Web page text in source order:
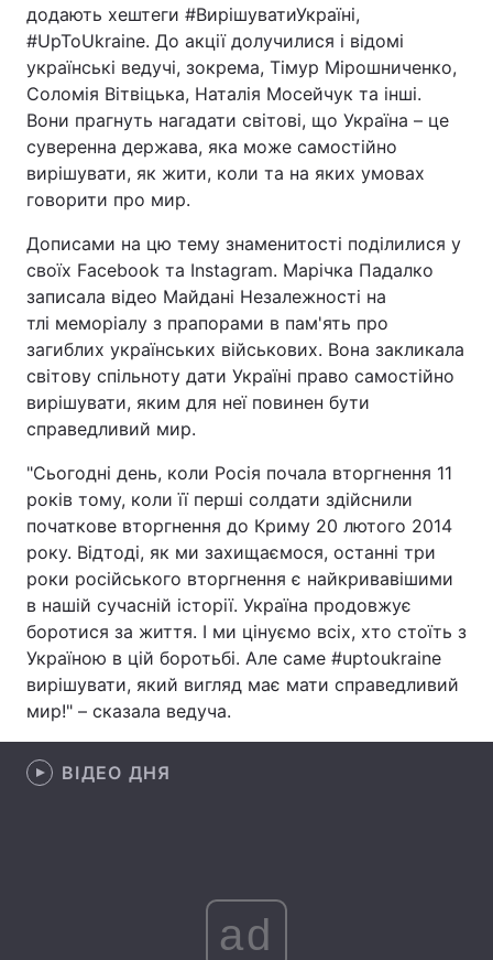
Спорт Наука
Техно і зв'язок Лайт
Зброя Інциденти
Здоров'я Туризм
Екологія Регіони
Лонгріди
Відео з Youtube Статті
Інтерв'ю
Архів Вакансії
Контакти
Послуги
додають хештеги #ВирішуватиУкраїні,
#UpToUkraine. До акції долучилися і відомі
українські ведучі, зокрема, Тімур Мірошниченко,
Соломія Вітвіцька, Наталія Мосейчук та інші.
Вони прагнуть нагадати світові, що Україна – це
суверенна держава, яка може самостійно
вирішувати, як жити, коли та на яких умовах
говорити про мир.
Дописами на цю тему знаменитості поділилися у
своїх Facebook та Instagram. Марічка Падалко
записала відео Майдані Незалежності на
тлі меморіалу з прапорами в пам'ять про
загиблих українських військових. Вона закликала
світову спільноту дати Україні право самостійно
вирішувати, яким для неї повинен бути
справедливий мир.
"Сьогодні день, коли Росія почала вторгнення 11
років тому, коли її перші солдати здійснили
початкове вторгнення до Криму 20 лютого 2014
року. Відтоді, як ми захищаємося, останні три
роки російського вторгнення є найкривавішими
в нашій сучасній історії. Україна продовжує
боротися за життя. І ми цінуємо всіх, хто стоїть з
Україною в цій боротьбі. Але саме #uptoukraine
вирішувати, який вигляд має мати справедливий
мир!" – сказала ведуча.
ВІДЕО ДНЯ
ad